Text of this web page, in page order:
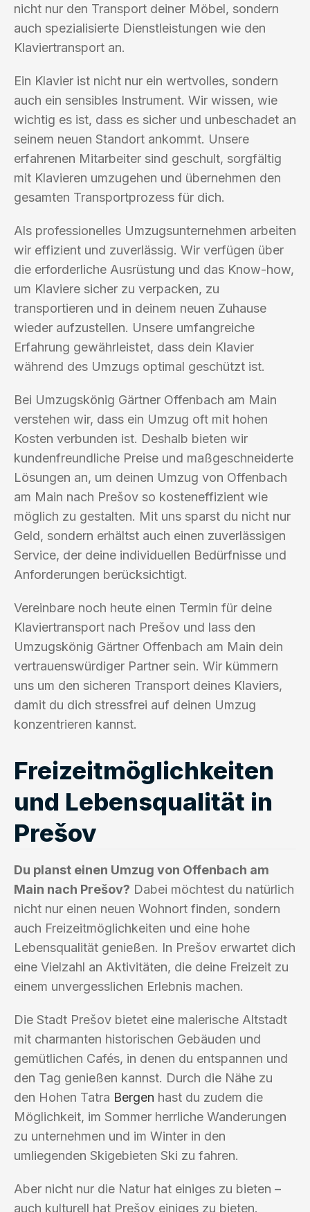
nicht nur den Transport deiner Möbel, sondern
auch spezialisierte Dienstleistungen wie den
Klaviertransport an.
Ein Klavier ist nicht nur ein wertvolles, sondern
auch ein sensibles Instrument. Wir wissen, wie
wichtig es ist, dass es sicher und unbeschadet an
seinem neuen Standort ankommt. Unsere
erfahrenen Mitarbeiter sind geschult, sorgfältig
mit Klavieren umzugehen und übernehmen den
gesamten Transportprozess für dich.
Als professionelles Umzugsunternehmen arbeiten
wir effizient und zuverlässig. Wir verfügen über
die erforderliche Ausrüstung und das Know-how,
um Klaviere sicher zu verpacken, zu
transportieren und in deinem neuen Zuhause
wieder aufzustellen. Unsere umfangreiche
Erfahrung gewährleistet, dass dein Klavier
während des Umzugs optimal geschützt ist.
Bei Umzugskönig Gärtner Offenbach am Main
verstehen wir, dass ein Umzug oft mit hohen
Kosten verbunden ist. Deshalb bieten wir
kundenfreundliche Preise und maßgeschneiderte
Lösungen an, um deinen Umzug von Offenbach
am Main nach Prešov so kosteneffizient wie
möglich zu gestalten. Mit uns sparst du nicht nur
Geld, sondern erhältst auch einen zuverlässigen
Service, der deine individuellen Bedürfnisse und
Anforderungen berücksichtigt.
Vereinbare noch heute einen Termin für deine
Klaviertransport nach Prešov und lass den
Umzugskönig Gärtner Offenbach am Main dein
vertrauenswürdiger Partner sein. Wir kümmern
uns um den sicheren Transport deines Klaviers,
damit du dich stressfrei auf deinen Umzug
konzentrieren kannst.
Freizeitmöglichkeiten
und Lebensqualität in
Prešov
Du planst einen Umzug von Offenbach am
Main nach Prešov? Dabei möchtest du natürlich
nicht nur einen neuen Wohnort finden, sondern
auch Freizeitmöglichkeiten und eine hohe
Lebensqualität genießen. In Prešov erwartet dich
eine Vielzahl an Aktivitäten, die deine Freizeit zu
einem unvergesslichen Erlebnis machen.
Die Stadt Prešov bietet eine malerische Altstadt
mit charmanten historischen Gebäuden und
gemütlichen Cafés, in denen du entspannen und
den Tag genießen kannst. Durch die Nähe zu
den Hohen Tatra Bergen hast du zudem die
Möglichkeit, im Sommer herrliche Wanderungen
zu unternehmen und im Winter in den
umliegenden Skigebieten Ski zu fahren.
Aber nicht nur die Natur hat einiges zu bieten –
auch kulturell hat Prešov einiges zu bieten.